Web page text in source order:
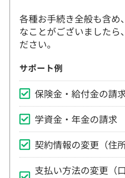
サポート例
保険金・給付金の請求
学資金・年金の請求
契約情報の変更（住
支払い方法の変更（
カード払い 等）
保険料払込方法の変
等）